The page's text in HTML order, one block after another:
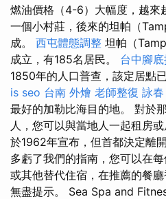
燃油價格（4-6）大幅度，越來
一個小村莊，後來的坦帕（
成。 西屯體態調整 坦帕（
成立，有185名居民。 台中腳
1850年的人口普查，該定居點
is seo 台南 外燴 老師整復 詠春
最好的加勒比海目的地。 對於
人，您可以與當地人一起租房
於1962年宣布，但首都決定離
多虧了我們的指南，您可以在
或其他替代住宿，在推薦的餐
無盡提示。 Sea Spa and